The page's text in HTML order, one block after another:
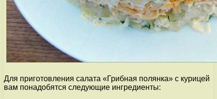
Для приготовления салата «Грибная полянка» с курицей
вам понадобятся следующие ингредиенты: